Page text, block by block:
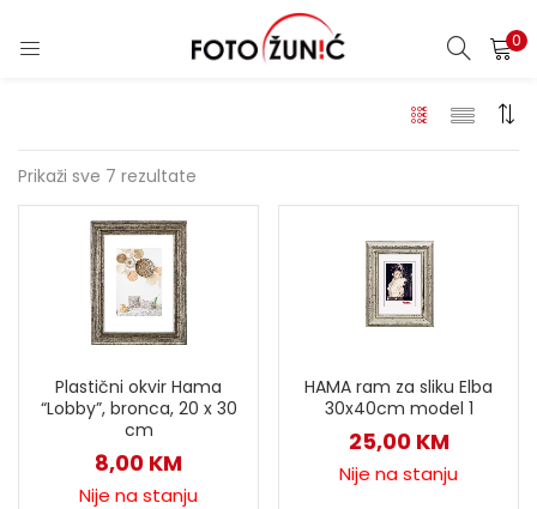
0
Prikaži sve 7 rezultate
Plastični okvir Hama
“Lobby”, bronca, 20 x 30
cm
8,00 KM
Nije na stanju
HAMA ram za sliku Elba
30x40cm model 1
25,00 KM
Nije na stanju